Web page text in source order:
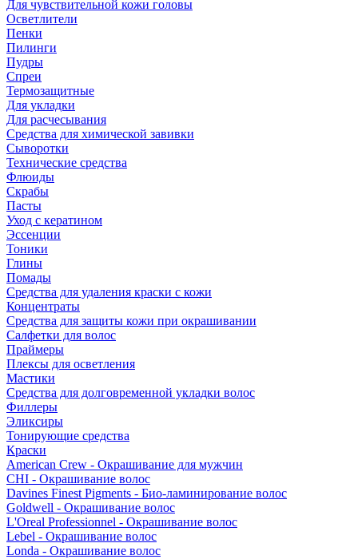
Для чувствительной кожи головы
Осветлители
Пенки
Пилинги
Пудры
Спреи
Термозащитные
Для укладки
Для расчесывания
Средства для химической завивки
Сыворотки
Технические средства
Флюиды
Скрабы
Пасты
Уход с кератином
Эссенции
Тоники
Глины
Помады
Средства для удаления краски с кожи
Концентраты
Средства для защиты кожи при окрашивании
Салфетки для волос
Праймеры
Плексы для осветления
Мастики
Средства для долговременной укладки волос
Филлеры
Эликсиры
Тонирующие средства
Краски
American Crew - Окрашивание для мужчин
CHI - Окрашивание волос
Davines Finest Pigments - Био-ламинирование волос
Goldwell - Окрашивание волос
L'Oreal Professionnel - Окрашивание волос
Lebel - Окрашивание волос
Londa - Окрашивание волос